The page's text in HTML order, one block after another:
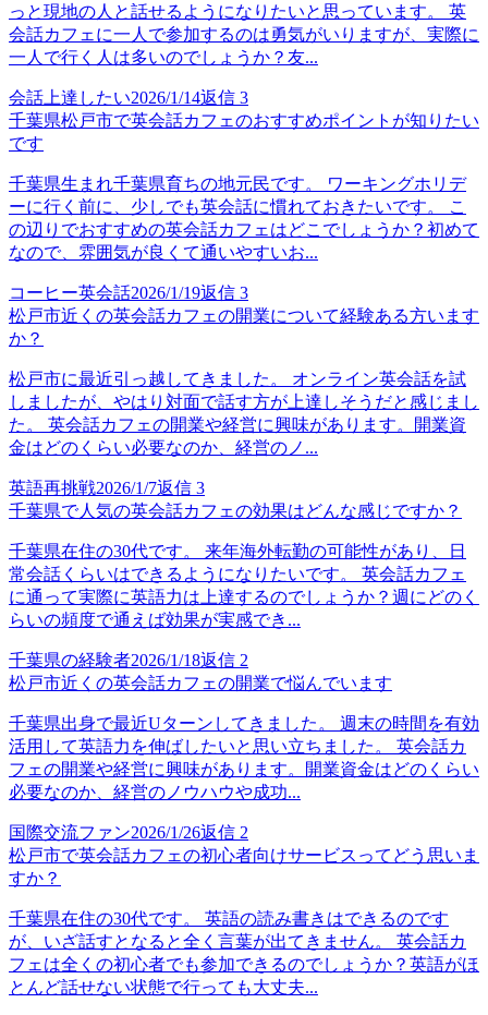
っと現地の人と話せるようになりたいと思っています。 英
会話カフェに一人で参加するのは勇気がいりますが、実際に
一人で行く人は多いのでしょうか？友...
会話上達したい2026/1/14返信 3
千葉県松戸市で英会話カフェのおすすめポイントが知りたい
です
千葉県生まれ千葉県育ちの地元民です。 ワーキングホリデ
ーに行く前に、少しでも英会話に慣れておきたいです。 こ
の辺りでおすすめの英会話カフェはどこでしょうか？初めて
なので、雰囲気が良くて通いやすいお...
コーヒー英会話2026/1/19返信 3
松戸市近くの英会話カフェの開業について経験ある方います
か？
松戸市に最近引っ越してきました。 オンライン英会話を試
しましたが、やはり対面で話す方が上達しそうだと感じまし
た。 英会話カフェの開業や経営に興味があります。開業資
金はどのくらい必要なのか、経営のノ...
英語再挑戦2026/1/7返信 3
千葉県で人気の英会話カフェの効果はどんな感じですか？
千葉県在住の30代です。 来年海外転勤の可能性があり、日
常会話くらいはできるようになりたいです。 英会話カフェ
に通って実際に英語力は上達するのでしょうか？週にどのく
らいの頻度で通えば効果が実感でき...
千葉県の経験者2026/1/18返信 2
松戸市近くの英会話カフェの開業で悩んでいます
千葉県出身で最近Uターンしてきました。 週末の時間を有効
活用して英語力を伸ばしたいと思い立ちました。 英会話カ
フェの開業や経営に興味があります。開業資金はどのくらい
必要なのか、経営のノウハウや成功...
国際交流ファン2026/1/26返信 2
松戸市で英会話カフェの初心者向けサービスってどう思いま
すか？
千葉県在住の30代です。 英語の読み書きはできるのです
が、いざ話すとなると全く言葉が出てきません。 英会話カ
フェは全くの初心者でも参加できるのでしょうか？英語がほ
とんど話せない状態で行っても大丈夫...